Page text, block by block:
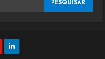
Linkedin